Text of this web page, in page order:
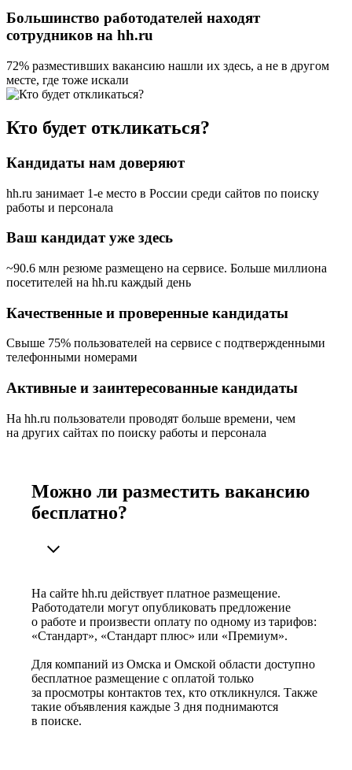
Большинство работодателей находят
сотрудников на hh.ru
72% разместивших вакансию нашли их здесь, а не в другом
месте, где тоже искали
Кто будет откликаться?
Кандидаты нам доверяют
hh.ru занимает 1-е место в России среди сайтов по поиску
работы и персонала
Ваш кандидат уже здесь
~90.6 млн резюме размещено на сервисе. Больше миллиона
посетителей на hh.ru каждый день
Качественные и проверенные кандидаты
Свыше 75% пользователей на сервисе с подтвержденными
телефонными номерами
Активные и заинтересованные кандидаты
На hh.ru пользователи проводят больше времени, чем
на других сайтах по поиску работы и персонала
Можно ли разместить вакансию
бесплатно?
На сайте hh.ru действует платное размещение.
Работодатели могут опубликовать предложение
о работе и произвести оплату по одному из тарифов:
«Стандарт», «Стандарт плюс» или «Премиум».
Для компаний из Омска и Омской области доступно
бесплатное размещение с оплатой только
за просмотры контактов тех, кто откликнулся. Также
такие объявления каждые 3 дня поднимаются
в поиске.